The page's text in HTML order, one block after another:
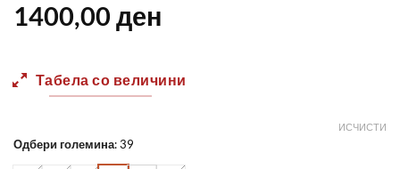
1400,00 ден
Табела со величини
Одбери големина:39
ИСЧИСТИ